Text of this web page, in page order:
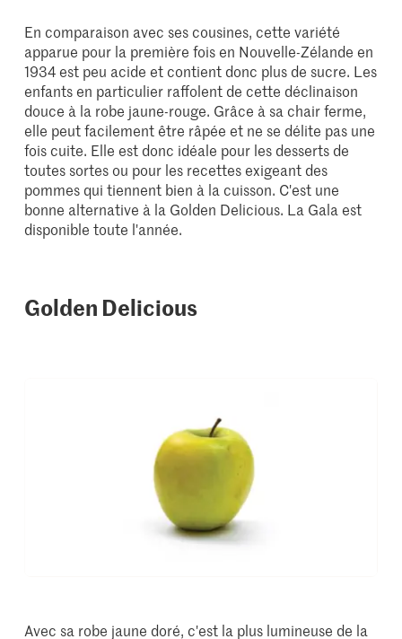
En comparaison avec ses cousines, cette variété
apparue pour la première fois en Nouvelle-Zélande en
1934 est peu acide et contient donc plus de sucre. Les
enfants en particulier raffolent de cette déclinaison
douce à la robe jaune-rouge. Grâce à sa chair ferme,
elle peut facilement être râpée et ne se délite pas une
fois cuite. Elle est donc idéale pour les desserts de
toutes sortes ou pour les recettes exigeant des
pommes qui tiennent bien à la cuisson. C'est une
bonne alternative à la Golden Delicious. La Gala est
disponible toute l'année.
Golden Delicious
Avec sa robe jaune doré, c'est la plus lumineuse de la